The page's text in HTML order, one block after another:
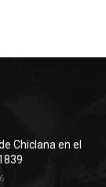
Chiclana en el